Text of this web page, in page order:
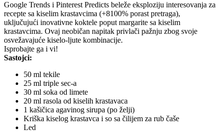
Google Trends i Pinterest Predicts beleže eksploziju interesovanja za
recepte sa kiselim krastavcima (+8100% porast pretraga),
uključujući inovativne koktele poput margarite sa kiselim
krastavcima. Ovaj neobičan napitak privlači pažnju zbog svoje
osvežavajuće kiselo-ljute kombinacije.
Isprobajte ga i vi!
Sastojci:
50 ml tekile
25 ml triple sec-a
30 ml soka od limete
20 ml rasola od kiselih krastavaca
1 kašičica agavinog sirupa (po želji)
Kriška kiselog krastavca i so sa čilijem za rub čaše
Led